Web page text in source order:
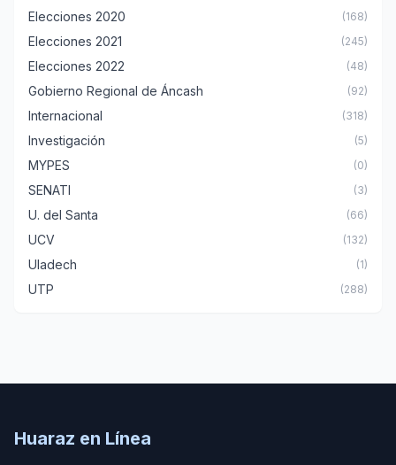
Elecciones 2020 (168)
Elecciones 2021 (245)
Elecciones 2022 (48)
Gobierno Regional de Áncash (92)
Internacional (318)
Investigación (5)
MYPES (0)
SENATI (3)
U. del Santa (66)
UCV (132)
Uladech (1)
UTP (288)
Huaraz en Línea